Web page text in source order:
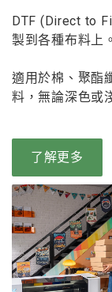
DTF (Direct to
製到各種布料上。
適用於棉、聚酯
料，無論深色或
了解更多